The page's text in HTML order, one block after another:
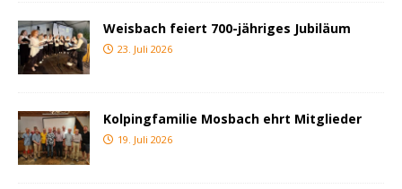
Weisbach feiert 700-jähriges Jubiläum
23. Juli 2026
Kolpingfamilie Mosbach ehrt Mitglieder
19. Juli 2026